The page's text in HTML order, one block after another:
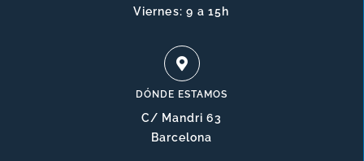
Viernes: 9 a 15h
DÓNDE ESTAMOS
C/ Mandri 63
Barcelona